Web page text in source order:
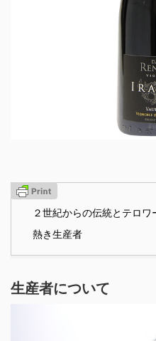
２世紀からの伝統とテロワ
熱き生産者
生産者について